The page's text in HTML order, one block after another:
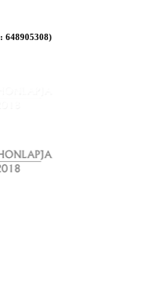
648905308)